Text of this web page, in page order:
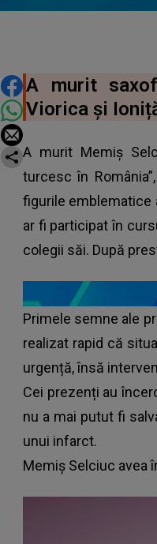
DISTRIBUIE
A murit
Viorica și
A murit Memiș
turcesc în
figurile emblematice
ar fi participat în
colegii săi. După
Primele semne ale
realizat rapid că
urgență, însă
Cei prezenți au
nu a mai putut fi
unui infarct.
Memiș Selciuc avea